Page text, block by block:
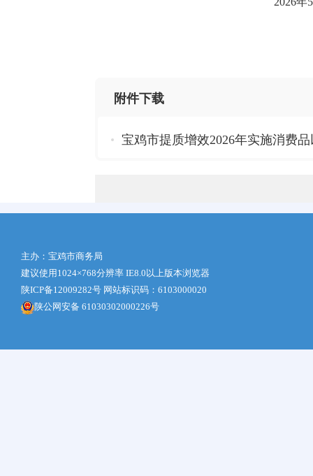
附件下载
宝鸡市提质增效2026年实施消费
主办：宝鸡市商务局
建议使用1024×768分辨率 IE8.0以上版本浏览器
陕ICP备12009282号 网站标识码：6103000020
陕公网安备 61030302000226号